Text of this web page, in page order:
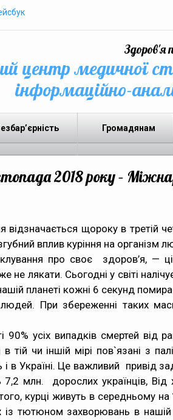
Здоров'я
центр медичної
інформаційно-
Громадянам
2018 року –
відзначається щороку в
вплив куріння на організм
про своє здоров’я, —
лякати. Сьогодні у світі
планеті кожні 6 секунд
При збереженні таких
усіх випадків смертей від
тій чи іншій мірі пов`язані з
в Україні. Це важливий привід
млн. дорослих українців,
курці живуть в середньому
із тютюном захворювань в